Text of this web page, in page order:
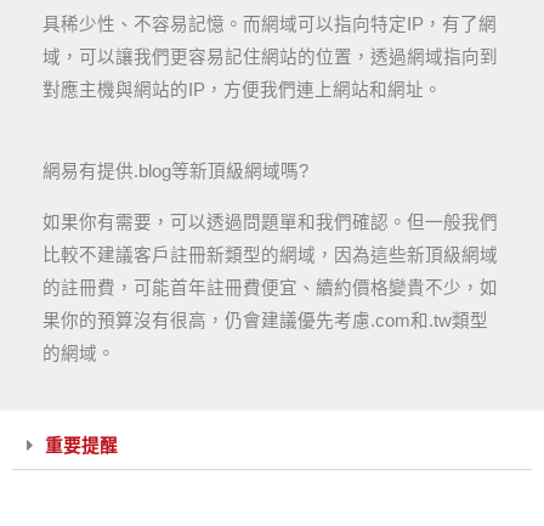
具稀少性、不容易記憶。而網域可以指向特定IP，有了網
域，可以讓我們更容易記住網站的位置，透過網域指向到
對應主機與網站的IP，方便我們連上網站和網址。
網易有提供.blog等新頂級網域嗎?
如果你有需要，可以透過問題單和我們確認。但一般我們
比較不建議客戶註冊新類型的網域，因為這些新頂級網域
的註冊費，可能首年註冊費便宜、續約價格變貴不少，如
果你的預算沒有很高，仍會建議優先考慮.com和.tw類型
的網域。
重要提醒